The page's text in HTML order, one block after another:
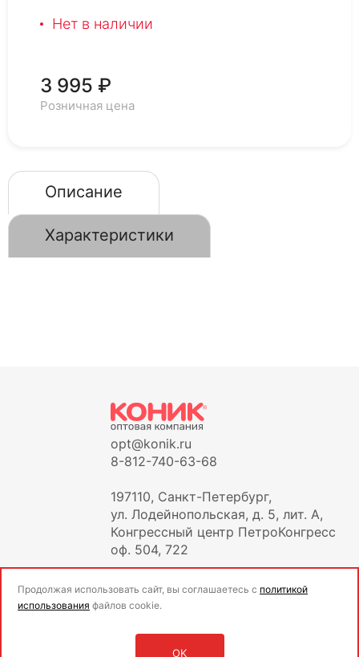
Нет в наличии
3 995 ₽
Розничная цена
Описание
Характеристики
opt@konik.ru
8-812-740-63-68
197110, Санкт-Петербург,
ул. Лодейнопольская, д. 5, лит. А,
Конгрессный центр ПетроКонгресс
оф. 504, 722
Продолжая использовать сайт, вы соглашаетесь с политикой
использования файлов cookie.
OK